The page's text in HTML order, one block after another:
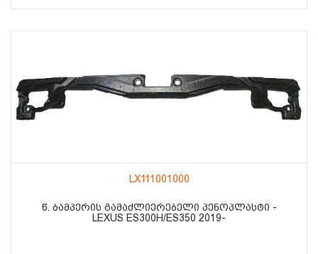
LX111001000
Წ. ᲑᲐᲛᲞᲔᲠᲘᲡ ᲒᲐᲛᲐᲫᲚᲘᲔᲠᲔᲑᲔᲚᲘ ᲞᲔᲜᲝᲞᲚᲐᲡᲢᲘ -
LEXUS ES300H/ES350 2019-